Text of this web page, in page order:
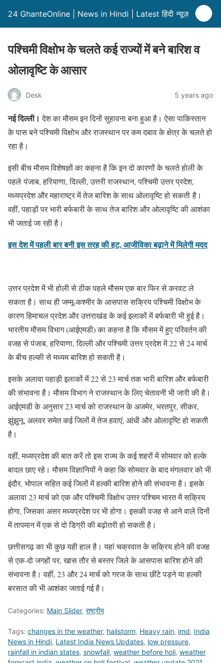
24 GhanteOnline | News in Hindi | Latest हिंदी न्यूज़
पश्चिमी विक्षोभ के चलते कई राज्यों में बने बारिश व
ओलावृष्टि के आसार
Desk 5 years ago
नई दिल्ली। देश का मौसम इन दिनों सुहावना बना हुआ है। ऐसा पाकिस्तान
के पास बने पश्चिमी विक्षोभ और राजस्थान पर कम दबाव के क्षेत्र के चलते हो
रहा है।
इसी बीच मौसम विशेषज्ञों का कहना है कि इन दो कारणों के चलते होली के
पहले पंजाब, हरियाणा, दिल्ली, उत्तरी राजस्थान, पश्चिमी उत्तर प्रदेश,
मध्यप्रदेश और महाराष्ट्र में तेज बारिश के साथ ओलावृष्टि हो सकती है।
वहीं, पहाड़ों पर भारी बर्फबारी के साथ तेज बारिश और ओलावृष्टि की आशंका
भी जताई जा रही है।
इस देश में पहली बार बनी इस तरह की हट, आजीविका बढ़ाने में मिलेगी मदद
उत्तर प्रदेश में भी होली से ठीक पहले मौसम एक बार फिर से करवट ले
सकता है। साथ ही जम्मू-कश्मीर के आसपास सक्रिय पश्चिमी विक्षोभ के
कारण हिमाचल प्रदेश और उत्तराखंड के कई इलाकों में बर्फबारी भी हुई है।
भारतीय मौसम विभाग (आईएमडी) का कहना है कि मौसम में हुए परिवर्तन की
वजह से पंजाब, हरियाणा, दिल्ली और पश्चिमी उत्तर प्रदेश में 22 से 24 मार्च
के बीच हल्की से मध्यम बारिश हो सकती है।
इसके अलावा पहाड़ी इलाकों में 22 से 23 मार्च तक भारी बारिश और बर्फबारी
की संभावना है। मौसम विभाग ने राजस्थान के लिए चेतावनी भी जारी की है।
आईएमडी के अनुसार 23 मार्च को राजस्थान के अजमेर, भरतपुर, सीकर,
झुंझुनू, अलवर समेत कई जिलों में तेज हवाएं, आंधी और ओलावृष्टि हो सकती
है।
वहीं, मध्यप्रदेश की बात करें तो इस राज्य के कई शहरों में सोमवार को हल्के
बादल छाए रहे। मौसम विज्ञानियों ने कहा कि सोमवार के बाद मंगलवार को भी
इंदौर, भोपाल सहित कई जिलों में हल्की बारिश होने की संभावना है। इसके
अलावा 23 मार्च को एक और पश्चिमी विक्षोभ उत्तर पश्चिम भारत में सक्रिय
होगा, जिसका असर मध्यप्रदेश पर भी होगा। इसकी वजह से आने वाले दिनों
में तापमान में एक से दो डिग्री की बढ़ोतरी हो सकती है।
छत्तीसगढ़ का भी कुछ यही हाल है। यहां चक्रवात के सक्रिय होने की वजह
से एक-दो जगहों पर, खास तौर से बस्तर जिले के आसपास बारिश होने की
संभावना है। वहीं, 23 और 24 मार्च को गरज के साथ छींटे पड़ने या हल्की
बरसात की भी आशंका जताई गई है।
Categories: Main Slider, राष्ट्रीय
Tags: changes in the weather, hailstorm, Heavy rain, imd, India
News in Hindi, Latest India News Updates, low pressure,
rainfall in indian states, snowfall, weather before holi, weather